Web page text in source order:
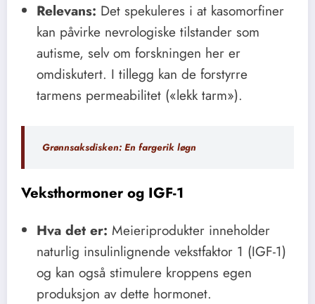
Relevans: Det spekuleres i at kasomorfiner
kan påvirke nevrologiske tilstander som
autisme, selv om forskningen her er
omdiskutert. I tillegg kan de forstyrre
tarmens permeabilitet («lekk tarm»).
Grønnsaksdisken: En fargerik løgn
Veksthormoner og IGF-1
Hva det er: Meieriprodukter inneholder
naturlig insulinlignende vekstfaktor 1 (IGF-1)
og kan også stimulere kroppens egen
produksjon av dette hormonet.